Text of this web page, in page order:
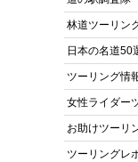
林道ツーリン
日本の名道50
ツーリング情
女性ライダー
お助けツーリ
ツーリングレ